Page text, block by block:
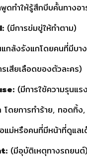
พูดทำให้รู้สึกบีบคั้นทางอ
(มีการข่มขู่ให้ทำตาม)
ล้งรังแกโดยคนที่มีบาง
เสียเลือดของตัวละคร)
(มีการใช้ความรุนแร
ดยการทำร้าย, ทอดทิ้ง
แม่หรือคนที่มีหน้าที่ดูแล
(มีอุบัติเหตุทางรถยนต์)